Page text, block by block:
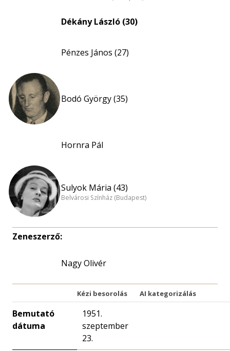
Dékány László (30)
Pénzes János (27)
Bodó György (35)
Hornra Pál
Sulyok Mária (43)
Belvárosi Színház (Budapest)
Zeneszerző:
Nagy Olivér
Kézi besorolás AI kategorizálás
Bemutató
dátuma
1951.
szeptember
23.